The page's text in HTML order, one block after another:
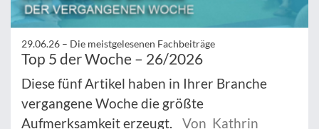
29.06.26 – Die meistgelesenen Fachbeiträge
Top 5 der Woche – 26/2026
Diese fünf Artikel haben in Ihrer Branche
vergangene Woche die größte
Aufmerksamkeit erzeugt.
Von Kathrin